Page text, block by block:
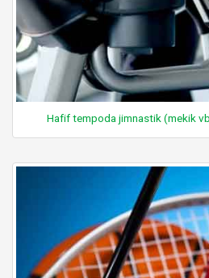
Hafif tempoda jimnastik (mekik